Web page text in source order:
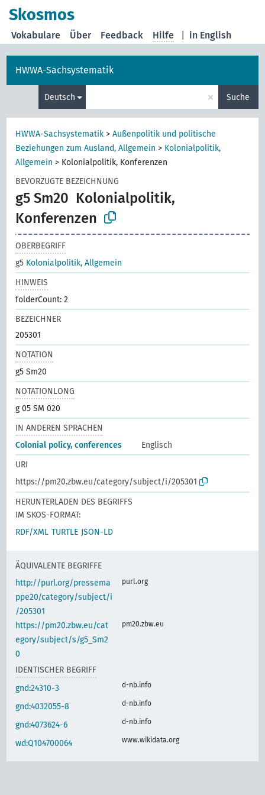
Skosmos
in English
Vokabulare Über Feedback Hilfe
HWWA-Sachsystematik
Deutsch × Suche
HWWA-Sachsystematik >Außenpolitik und politische
Beziehungen zum Ausland, Allgemein > Kolonialpolitik,
Allgemein > Kolonialpolitik, Konferenzen
BEVORZUGTE BEZEICHNUNG
g5 Sm20 Kolonialpolitik,
Konferenzen
OBERBEGRIFF
g5 Kolonialpolitik, Allgemein
HINWEIS
folderCount: 2
BEZEICHNER
205301
NOTATION
g5 Sm20
NOTATIONLONG
g 05 SM 020
IN ANDEREN SPRACHEN
Colonial policy, conferences
Englisch
URI
https://pm20.zbw.eu/category/subject/i/205301
HERUNTERLADEN DES BEGRIFFS
IM SKOS-FORMAT:
RDF/XML TURTLE JSON-LD
ÄQUIVALENTE BEGRIFFE
http://purl.org/pressema
ppe20/category/subject/i
/205301
purl.org
https://pm20.zbw.eu/cat
egory/subject/s/g5_Sm2
0
pm20.zbw.eu
IDENTISCHER BEGRIFF
gnd:24310-3
d-nb.info
gnd:4032055-8 d-nb.info
gnd:4073624-6 d-nb.info
wd:Q104700064 www.wikidata.org